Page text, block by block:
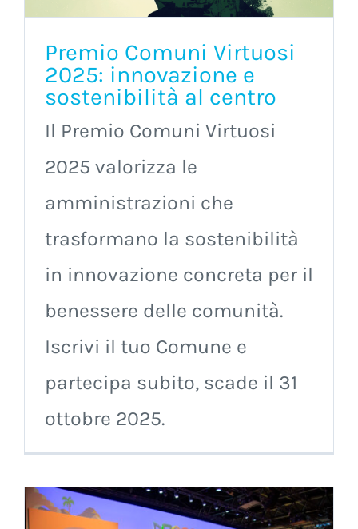
Premio Comuni Virtuosi
2025: innovazione e
sostenibilità al centro
Il Premio Comuni Virtuosi
2025 valorizza le
amministrazioni che
trasformano la sostenibilità
in innovazione concreta per il
benessere delle comunità.
Iscrivi il tuo Comune e
partecipa subito, scade il 31
ottobre 2025.